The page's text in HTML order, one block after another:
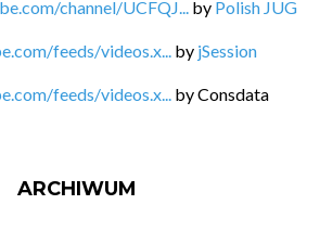
channel/UCFQJ... by Polish JUG
feeds/videos.x... by jSession
feeds/videos.x... byConsdata
ARCHIWUM